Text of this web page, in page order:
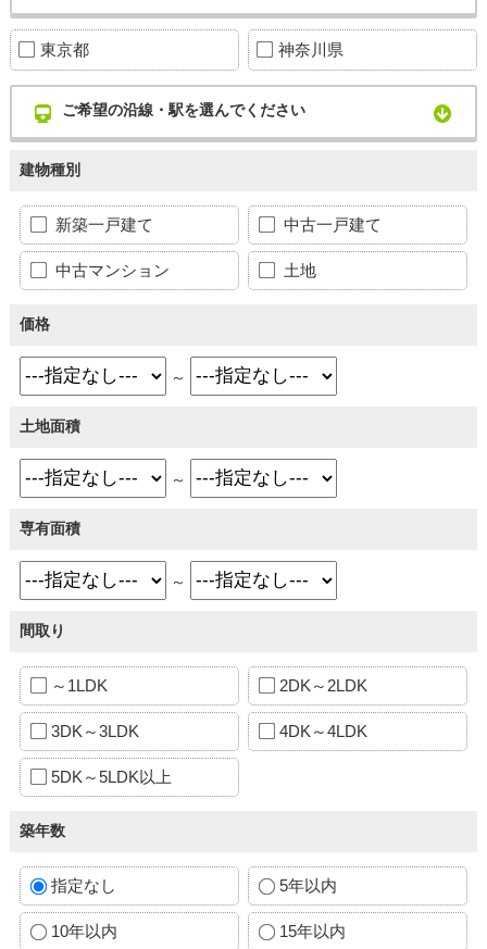
東京都 神奈川県
ご希望の沿線・駅を選んでください
建物種別
新築一戸建て 中古一戸建て
中古マンション 土地
価格
～
土地面積
～
専有面積
～
間取り
～1LDK 2DK～2LDK
3DK～3LDK 4DK～4LDK
5DK～5LDK以上
築年数
指定なし 5年以内
10年以内 15年以内